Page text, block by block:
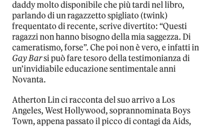
daddy molto disponibile che più tardi nel libro,
parlando di un ragazzetto spigliato (twink)
frequentato di recente, scrive divertito: “Questi
ragazzi non hanno bisogno della mia saggezza. Di
cameratismo, forse”. Che poi non è vero, e infatti in
Gay Barsi può fare tesoro della testimonianza di
un’invidiabile educazione sentimentale anni
Novanta.
Atherton Lin ci racconta del suo arrivo a Los
Angeles, West Hollywood, soprannominata Boys
Town, appena passato il picco di contagi da Aids,